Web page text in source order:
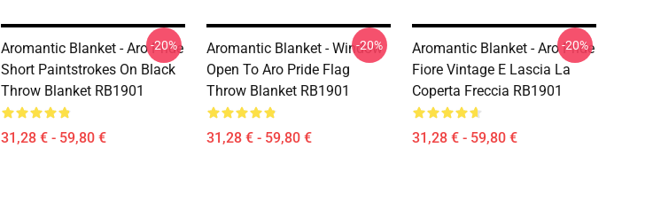
Aromantic Blanket - Aro Pride
Short Paintstrokes On Black
Throw Blanket RB1901
31,28 € - 59,80 €
-20%
Aromantic Blanket - Window
Open To Aro Pride Flag
Throw Blanket RB1901
31,28 € - 59,80 €
-20%
Aromantic Blanket - Aro Pride
Fiore Vintage E Lascia La
Coperta Freccia RB1901
31,28 € - 59,80 €
-20%